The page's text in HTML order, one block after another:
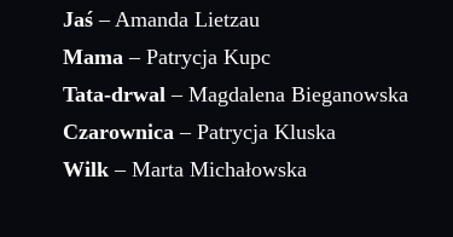
Jaś – Amanda Lietzau
Mama – Patrycja Kupc
Tata-drwal – Magdalena Bieganowska
Czarownica – Patrycja Kluska
Wilk – Marta Michałowska